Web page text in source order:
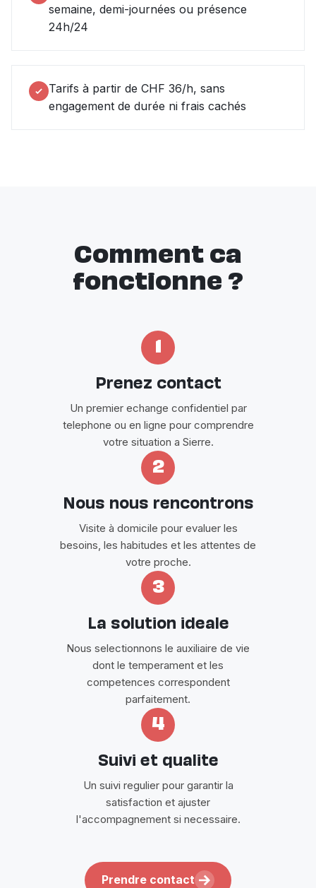
semaine, demi-journées ou présence
24h/24
Tarifs à partir de CHF 36/h, sans
engagement de durée ni frais cachés
Comment ca
fonctionne ?
Prenez contact
Un premier echange confidentiel par
telephone ou en ligne pour comprendre
votre situation a Sierre.
2
Nous nous rencontrons
Visite à domicile pour evaluer les
besoins, les habitudes et les attentes de
votre proche.
3
La solution ideale
Nous selectionnons le auxiliaire de vie
dont le temperament et les
competences correspondent
parfaitement.
4
Suivi et qualite
Un suivi regulier pour garantir la
satisfaction et ajuster
l'accompagnement si necessaire.
Prendre contact